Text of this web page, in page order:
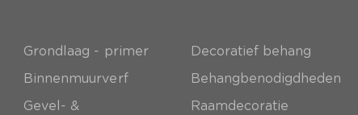
Grondlaag - primer
Binnenmuurverf
Gevel- &
Decoratief behang
Behangbenodigdheden
Raamdecoratie